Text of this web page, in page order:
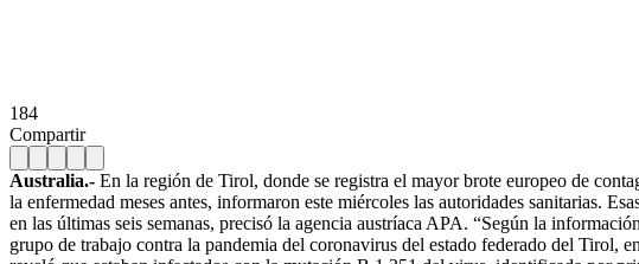
184
Compartir
Australia.- En la región de Tirol, donde se registra el mayor brote europeo de
la enfermedad meses antes, informaron este miércoles las autoridades sanitarias.
en las últimas seis semanas, precisó la agencia austríaca APA. “Según la
grupo de trabajo contra la pandemia del coronavirus del estado federado del Tirol,